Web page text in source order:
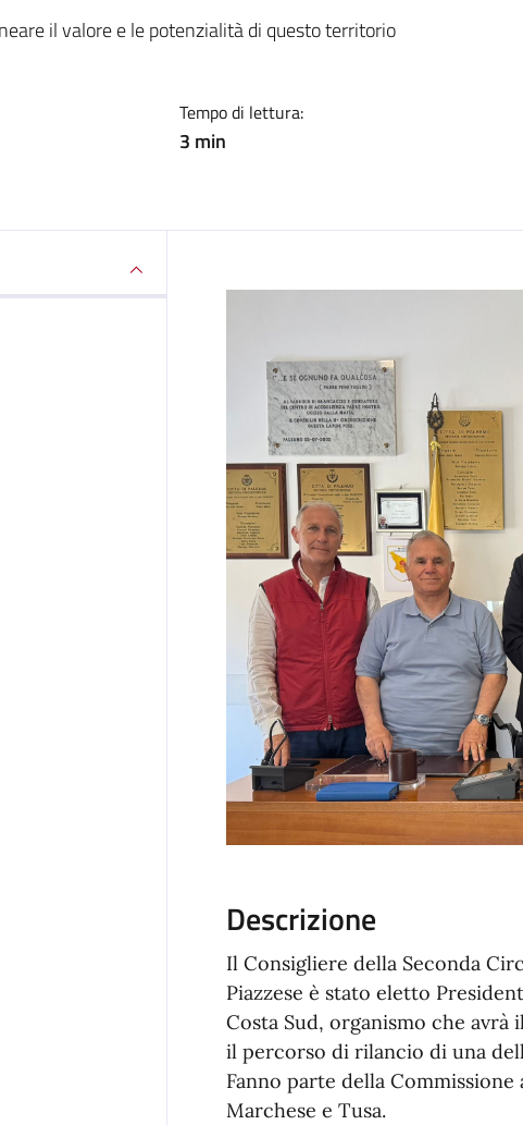
notizia
il valore e le potenzialità di questo territorio
Tempo di lettura:
3 min
Descrizione
Il Consigliere della Seconda
Piazzese è stato eletto
Costa Sud, organismo che
il percorso di rilancio di una
Fanno parte della
Marchese e Tusa.